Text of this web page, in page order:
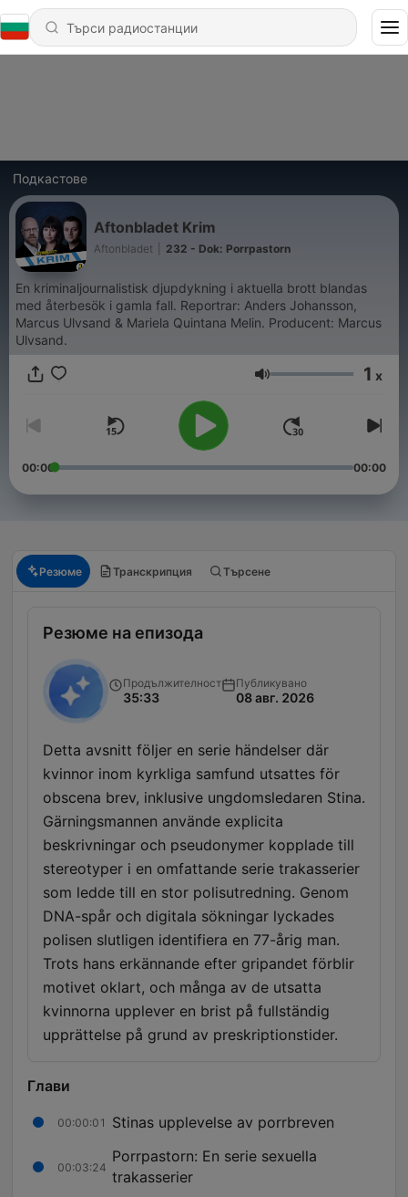
Подкастове
Aftonbladet Krim
Aftonbladet 232 - Dok: Porrpastorn
En kriminaljournalistisk djupdykning i aktuella brott blandas
med återbesök i gamla fall. Reportrar: Anders Johansson,
Marcus Ulvsand & Mariela Quintana Melin. Producent: Marcus
Ulvsand.
Сила на звука
1 x
00:00 00:00
Резюме Транскрипция Търсене
Резюме на епизода
Продължителност
35:33
Публикувано
08 авг. 2026
Detta avsnitt följer en serie händelser där
kvinnor inom kyrkliga samfund utsattes för
obscena brev, inklusive ungdomsledaren Stina.
Gärningsmannen använde explicita
beskrivningar och pseudonymer kopplade till
stereotyper i en omfattande serie trakasserier
som ledde till en stor polisutredning. Genom
DNA-spår och digitala sökningar lyckades
polisen slutligen identifiera en 77-årig man.
Trots hans erkännande efter gripandet förblir
motivet oklart, och många av de utsatta
kvinnorna upplever en brist på fullständig
upprättelse på grund av preskriptionstider.
Глави
00:00:01 Stinas upplevelse av porrbreven
00:03:24
Porrpastorn: En serie sexuella
trakasserier